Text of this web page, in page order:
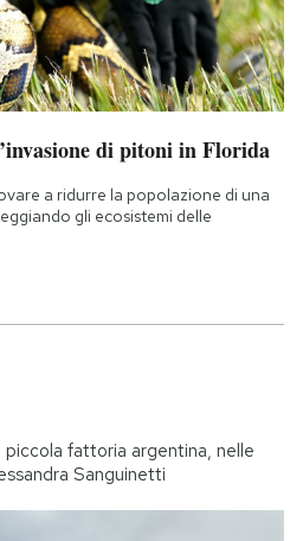
di pitoni in Florida
a ridurre la popolazione di una
gli ecosistemi delle
fattoria argentina, nelle
Sanguinetti